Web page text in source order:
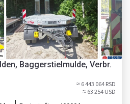
Baggerstielmulde, Verbr.
≈ 6 443 064 RSD
≈ 63 254 USD